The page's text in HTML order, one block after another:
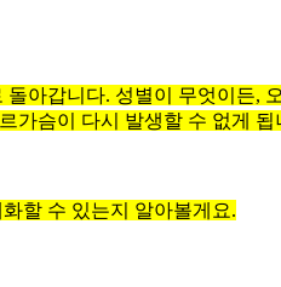
아갑니다. 성별이 무엇이든,
슴이 다시 발생할 수 없게
할 수 있는지 알아볼게요.